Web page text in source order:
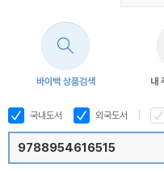
바이백 상품검색 내
국내도서 외국도서